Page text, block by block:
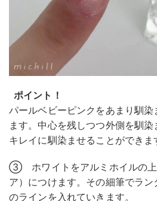
ポイント！
パールベビーピンクをあまり馴
ます。中心を残しつつ外側を馴染
キレイに馴染ませることができま
③ ホワイトをアルミホイルの上
ア）につけます。その細筆でラ
のラインを入れていきます。